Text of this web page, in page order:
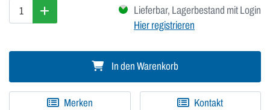
Lieferbar, Lagerbestand mit Login
Hier registrieren
In den Warenkorb
Merken Kontakt